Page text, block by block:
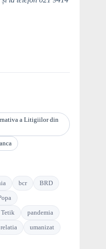
a Litigiilor din
bcr
BRD
Tetik
pandemia
relatia umanizat